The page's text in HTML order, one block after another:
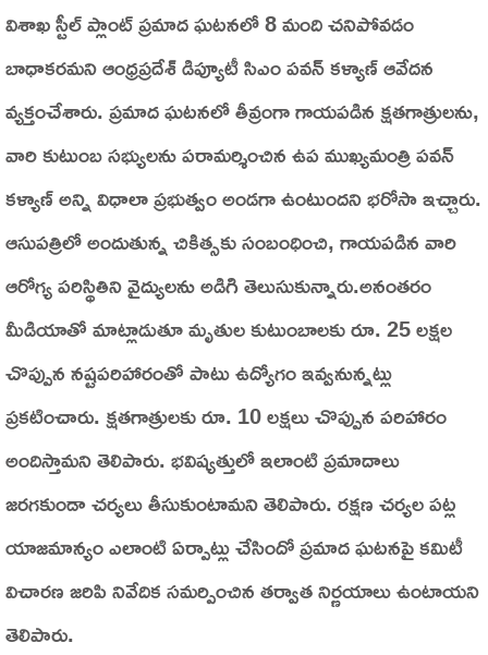
విశాఖ స్టీల్ ప్లాంట్ ప్రమాద ఘటనలో 8 మంది చనిపోవడం
బాధాకరమని ఆంధ్రప్రదేశ్ డిప్యూటీ సిఎం పవన్ కళ్యాణ్ ఆవేదన
వ్యక్తంచేశారు. ప్రమాద ఘటనలో తీవ్రంగా గాయపడిన క్షతగాత్రులను,
వారి కుటుంబ సభ్యులను పరామర్శించిన ఉప ముఖ్యమంత్రి పవన్
కళ్యాణ్ అన్ని విధాలా ప్రభుత్వం అండగా ఉంటుందని భరోసా ఇచ్చారు.
ఆసుపత్రిలో అందుతున్న చికిత్సకు సంబంధించి, గాయపడిన వారి
ఆరోగ్య పరిస్థితిని వైద్యులను అడిగి తెలుసుకున్నారు.అనంతరం
మీడియాతో మాట్లాడుతూ మృతుల కుటుంబాలకు రూ. 25 లక్షల
చొప్పున నష్టపరిహారంతో పాటు ఉద్యోగం ఇవ్వనున్నట్లు
ప్రకటించారు. క్షతగాత్రులకు రూ. 10 లక్షలు చొప్పున పరిహారం
అందిస్తామని తెలిపారు. భవిష్యత్తులో ఇలాంటి ప్రమాదాలు
జరగకుండా చర్యలు తీసుకుంటామని తెలిపారు. రక్షణ చర్యల పట్ల
యాజమాన్యం ఎలాంటి ఏర్పాట్లు చేసిందో ప్రమాద ఘటనపై కమిటీ
విచారణ జరిపి నివేదిక సమర్పించిన తర్వాత నిర్ణయాలు ఉంటాయని
తెలిపారు.